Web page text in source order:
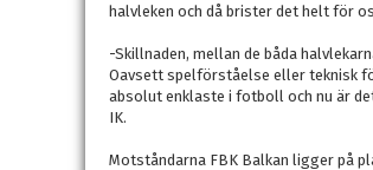
halvleken och då brister det helt för
-Skillnaden, mellan de båda
Oavsett spelförståelse eller teknisk
absolut enklaste i fotboll och nu är
IK.
Motståndarna FBK Balkan ligger på